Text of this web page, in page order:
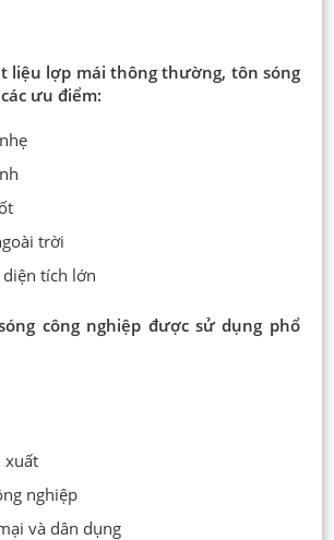
liệu lợp mái thông thường, tôn sóng
ưu điểm:
trời
tích lớn
công nghiệp được sử dụng phổ
xuất
nghiệp
và dân dụng